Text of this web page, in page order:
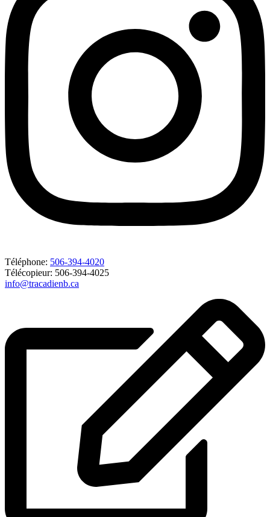
Téléphone: 506-394-4020
Télécopieur: 506-394-4025
info@tracadienb.ca